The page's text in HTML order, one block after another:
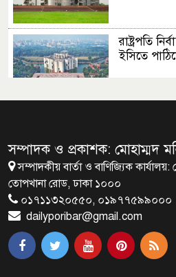
রাষ্ট্রপতি
ইসিতে
শুভসূচনা
মালয়েশিয়ায়
বাংলাদেশি
সম্পাদক ও প্রকাশক: মোহাম্মদ
সম্পাদকীয় বার্তা ও বাণিজ্যিক
তোপখানা রোড, ঢাকা ১০০০
০১৭১১৩২০৫৫০, ০১৯৭৭৫৯৯০০০
dailyporibar@gmail.com